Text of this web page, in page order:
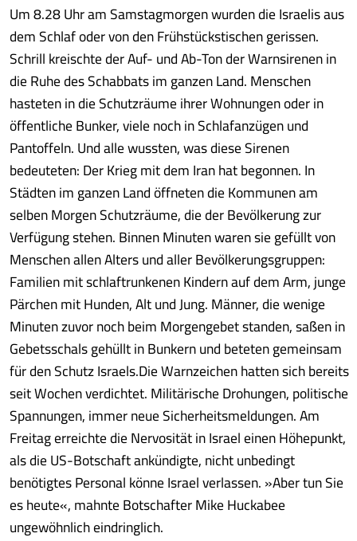
Um 8.28 Uhr am Samstagmorgen wurden die Israelis aus
dem Schlaf oder von den Frühstückstischen gerissen.
Schrill kreischte der Auf- und Ab-Ton der Warnsirenen in
die Ruhe des Schabbats im ganzen Land. Menschen
hasteten in die Schutzräume ihrer Wohnungen oder in
öffentliche Bunker, viele noch in Schlafanzügen und
Pantoffeln. Und alle wussten, was diese Sirenen
bedeuteten: Der Krieg mit dem Iran hat begonnen. In
Städten im ganzen Land öffneten die Kommunen am
selben Morgen Schutzräume, die der Bevölkerung zur
Verfügung stehen. Binnen Minuten waren sie gefüllt von
Menschen allen Alters und aller Bevölkerungsgruppen:
Familien mit schlaftrunkenen Kindern auf dem Arm, junge
Pärchen mit Hunden, Alt und Jung. Männer, die wenige
Minuten zuvor noch beim Morgengebet standen, saßen in
Gebetsschals gehüllt in Bunkern und beteten gemeinsam
für den Schutz Israels.Die Warnzeichen hatten sich bereits
seit Wochen verdichtet. Militärische Drohungen, politische
Spannungen, immer neue Sicherheitsmeldungen. Am
Freitag erreichte die Nervosität in Israel einen Höhepunkt,
als die US-Botschaft ankündigte, nicht unbedingt
benötigtes Personal könne Israel verlassen. »Aber tun Sie
es heute«, mahnte Botschafter Mike Huckabee
ungewöhnlich eindringlich.